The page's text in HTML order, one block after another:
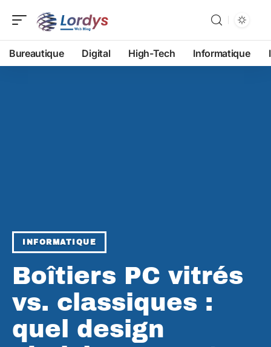
Bureautique Digital High-Tech Informatique
INFORMATIQUE
Boîtiers PC vitrés
vs. classiques :
quel design